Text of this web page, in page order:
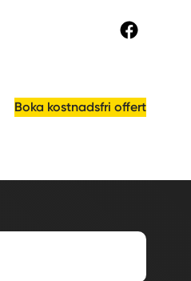
Boka kostnadsfri offert